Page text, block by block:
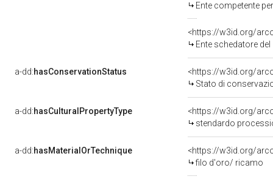
Ente competente per tutela
<https://w3id.org/
Ente schedatore del bene
a-dd:hasConservationStatus
<https://w3id.org/
Stato di
a-dd:hasCulturalPropertyType
<https://w3id.org/
stendardo
a-dd:hasMaterialOrTechnique
<https://w3id.org/
filo d'oro/ ricamo